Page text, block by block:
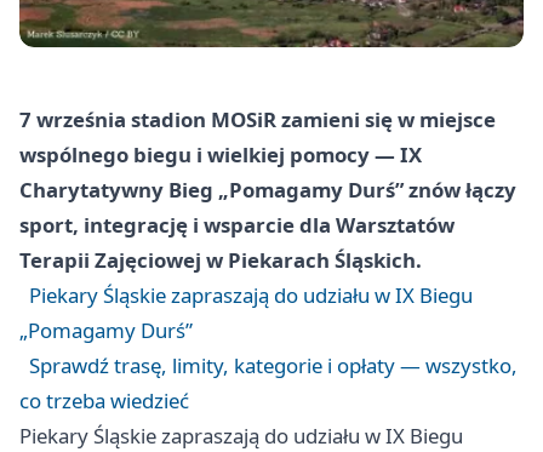
7 września stadion MOSiR zamieni się w miejsce
wspólnego biegu i wielkiej pomocy — IX
Charytatywny Bieg „Pomagamy Durś” znów łączy
sport, integrację i wsparcie dla Warsztatów
Terapii Zajęciowej w Piekarach Śląskich.
Piekary Śląskie zapraszają do udziału w IX Biegu
„Pomagamy Durś”
Sprawdź trasę, limity, kategorie i opłaty — wszystko,
co trzeba wiedzieć
Piekary Śląskie zapraszają do udziału w IX Biegu